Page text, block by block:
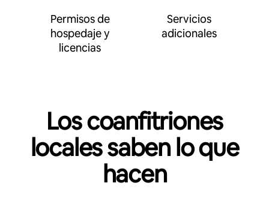
Permisos de
hospedaje y
licencias
Servicios
adicionales
Los coanfitriones
locales saben lo que
hacen